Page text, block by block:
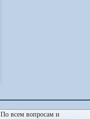
По всем вопросам и